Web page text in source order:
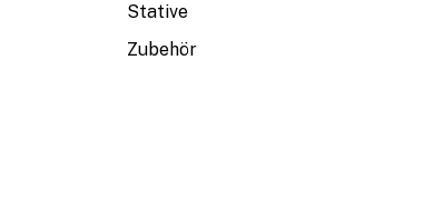
Stative
Zubehör